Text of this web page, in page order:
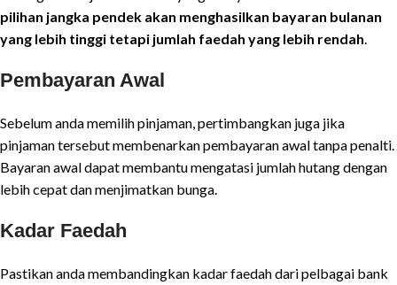
pilihan jangka pendek akan menghasilkan bayaran bulanan
yang lebih tinggi tetapi jumlah faedah yang lebih rendah
Pembayaran Awal
Sebelum anda memilih pinjaman, pertimbangkan juga jika
pinjaman tersebut membenarkan pembayaran awal tanpa penalti.
Bayaran awal dapat membantu mengatasi jumlah hutang dengan
lebih cepat dan menjimatkan bunga.
Kadar Faedah
Pastikan anda membandingkan kadar faedah dari pelbagai bank